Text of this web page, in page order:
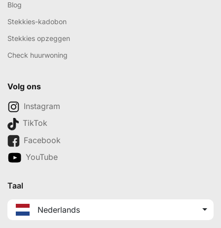
Blog
Stekkies-kadobon
Stekkies opzeggen
Check huurwoning
Volg ons
Instagram
TikTok
Facebook
YouTube
Taal
Nederlands